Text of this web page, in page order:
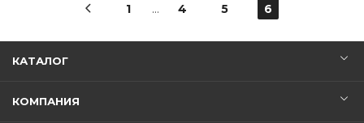
1 … 4 5 6
КАТАЛОГ
КОМПАНИЯ